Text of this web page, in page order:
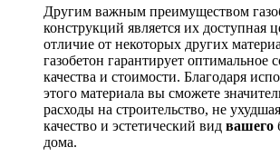
Другим важным преимуществом
конструкций является их доступная
отличие от некоторых других
газобетон гарантирует оптимальное
качества и стоимости. Благодаря
этого материала вы сможете
расходы на строительство, не
качество и эстетический вид вашего
дома.